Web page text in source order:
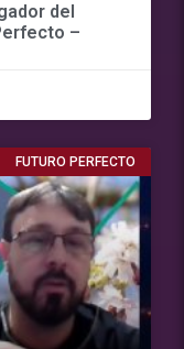
del
–
FUTURO PERFECTO